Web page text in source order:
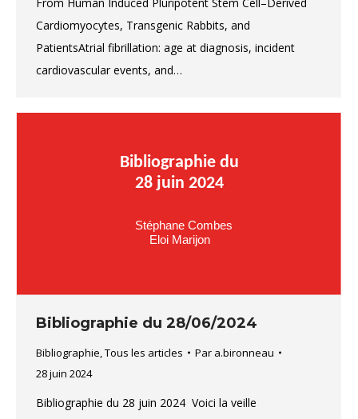
Cardiomyocytes, Transgenic Rabbits, and
PatientsAtrial fibrillation: age at diagnosis, incident
cardiovascular events, and…
Bibliographie du 28/06/2024
Bibliographie Tous les articles Par a.bironneau
28 juin 2024
Bibliographie du 28 juin 2024 Voici la veille